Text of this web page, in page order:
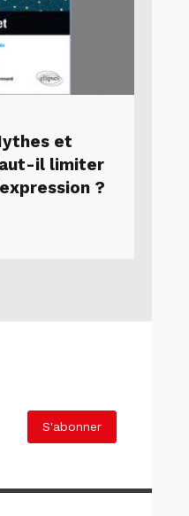
et
il limiter
?
S'abonner